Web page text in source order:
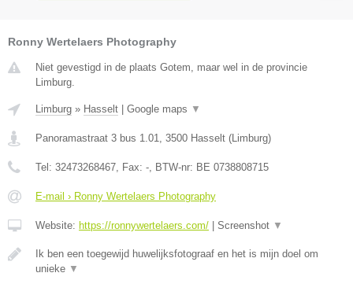
Ronny Wertelaers Photography
Niet gevestigd in de plaats Gotem, maar wel in de provincie
Limburg.
Limburg » Hasselt | Google maps ▼
Panoramastraat 3 bus 1.01 3500 Hasselt (Limburg)
Tel: 32473268467 , Fax: - , BTW-nr: BE 0738808715
E-mail › Ronny Wertelaers Photography
Website: https://ronnywertelaers.com/ | Screenshot ▼
Ik ben een toegewijd huwelijksfotograaf en het is mijn doel om
unieke ▼